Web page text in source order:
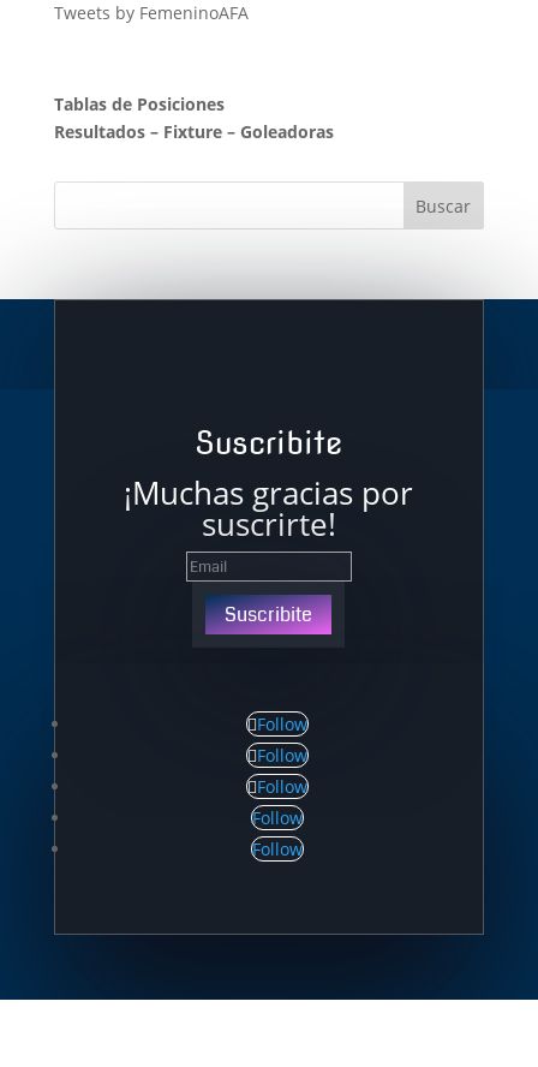
Tweets by FemeninoAFA
Tablas de Posiciones
Resultados– Fixture– Goleadoras
Suscribite
¡Muchas gracias por
suscrirte!
Suscribite
Follow
Follow
Follow
Follow
Follow